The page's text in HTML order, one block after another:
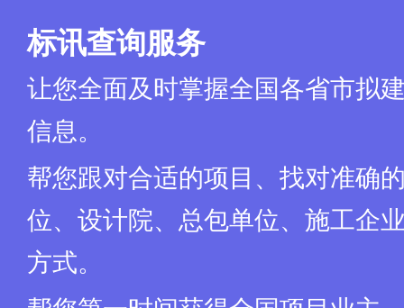
标讯查询服务
让您全面及时掌握全国各省市拟
信息。
帮您跟对合适的项目、找对准确
位、设计院、总包单位、施工企
方式。